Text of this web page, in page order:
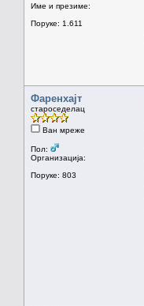
Име и презиме:
Поруке: 1.611
Фаренхајт
староседелац
Ван мреже
Пол:
Организација:
Поруке: 803